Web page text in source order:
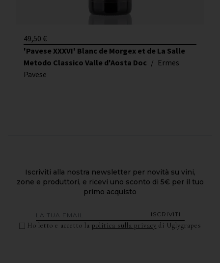
49,50 €
'Pavese XXXVI' Blanc de Morgex et de La Salle
Metodo Classico Valle d'Aosta Doc / Ermes
Pavese
Iscriviti alla nostra newsletter per novità su vini,
zone e produttori, e ricevi uno sconto di 5€ per il tuo
primo acquisto
ISCRIVITI
Ho letto e accetto la politica sulla privacy di Uglygrapes